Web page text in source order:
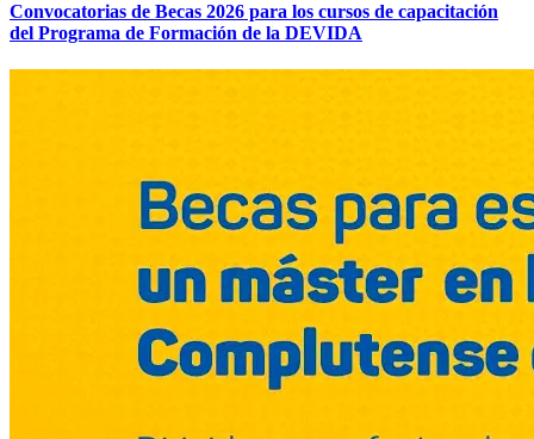
Convocatorias de Becas 2026 para los cursos de capacitación
del Programa de Formación de la DEVIDA